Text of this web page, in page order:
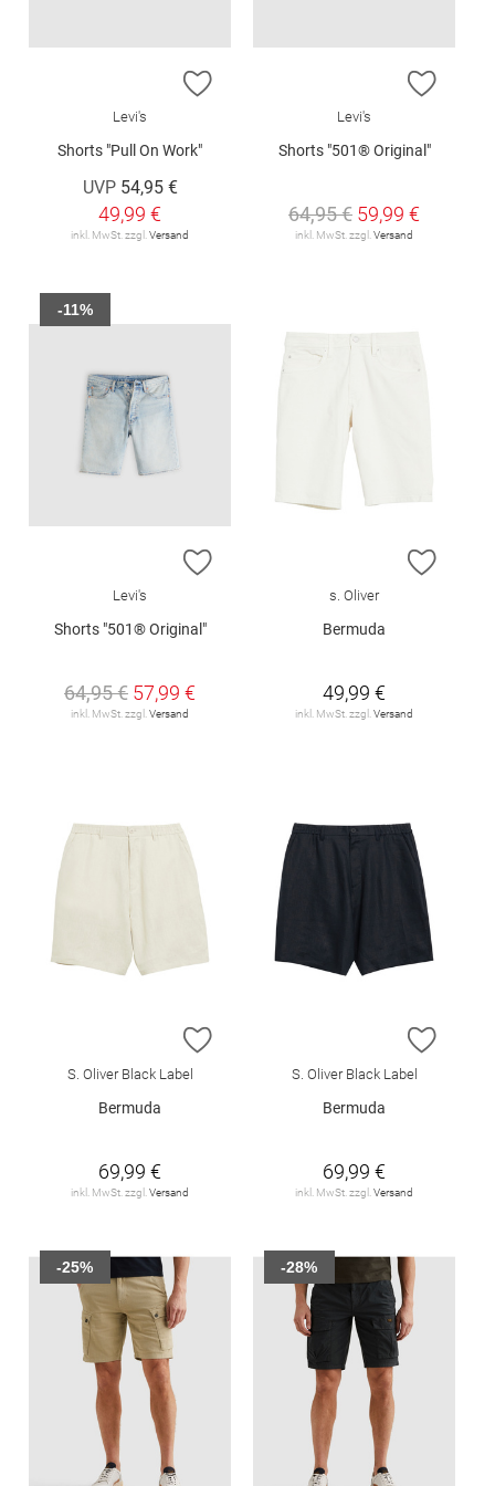
ZUR WUNSCHLISTE HINZUFÜGEN
Levi's
Shorts "Pull On Work"
UVP 54,95 €
49,99 €
inkl. MwSt. zzgl. Versand
ZUR
Levi's
Shorts "501® Original"
64,95 € 59,99 €
inkl. MwSt. zzgl. Versand
ZUR WUNSCHLISTE HINZUFÜGEN
Levi's
Shorts "501® Original"
64,95 € 57,99 €
inkl. MwSt. zzgl. Versand
-11%
ZUR
s. Oliver
Bermuda
49,99 €
inkl. MwSt. zzgl. Versand
ZUR WUNSCHLISTE HINZUFÜGEN
S. Oliver Black Label
Bermuda
69,99 €
inkl. MwSt. zzgl. Versand
ZUR
S. Oliver Black Label
Bermuda
69,99 €
inkl. MwSt. zzgl. Versand
-25% -28%